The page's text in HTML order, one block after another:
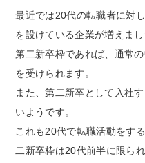
最近では20代の転職者に対
を設けている企業が増えまし
第二新卒枠であれば、通常
を受けられます。
また、第二新卒として入社
いようです。
これも20代で転職活動をす
二新卒枠は20代前半に限られ